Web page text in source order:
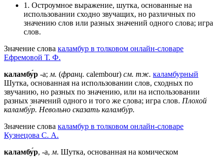
1. Остроумное выражение, шутка, основанные на
использовании сходно звучащих, но различных по
значению слов или разных значений одного слова; игра
слов.
Значение слова каламбур в толковом онлайн-словаре
Ефремовой Т. Ф.
каламбу́р -а; м. (франц. calembour) см. тж. каламбурный
Шутка, основанная на использовании слов, сходных по
звучанию, но разных по значению, или на использовании
разных значений одного и того же слова; игра слов. Плохой
каламбу́р. Невольно сказать каламбу́р.
Значение слова каламбур в толковом онлайн-словаре
Кузнецова С. А.
каламбу́р, -а, м. Шутка, основанная на комическом